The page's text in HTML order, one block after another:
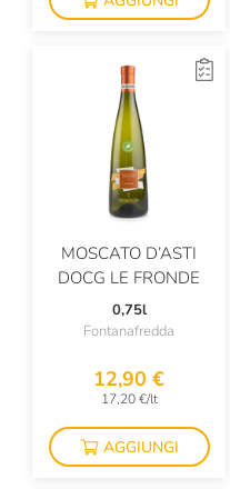
Domaine Fleuriet
Domaine De Fouquette
Domaine De L’Ecu
Donkey Head
Donna Olimpia
Donnafugata
Doro Princic
Dourthe
Duca Di Salaparuta
Durin
MOSCATO D’ASTI
DOCG LE FRONDE
0,75l
Fontanafredda
12,90 €
17,20 €/lt
AGGIUNGI